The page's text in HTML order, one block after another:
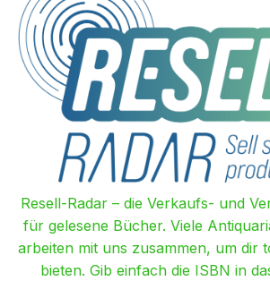
Resell-Radar – die Verkaufs- und
für gelesene Bücher. Viele
arbeiten mit uns zusammen, um dir
bieten. Gib einfach die ISBN in